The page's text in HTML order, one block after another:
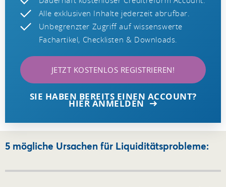
Alle exklusiven Inhalte jederzeit abrufbar.
Unbegrenzter Zugriff auf wissenswerte
Fachartikel, Checklisten & Downloads.
JETZT KOSTENLOS REGISTRIEREN!
SIE HABEN BEREITS EINEN ACCOUNT?
HIER ANMELDEN
5 mögliche Ursachen für Liquiditätsprobleme: